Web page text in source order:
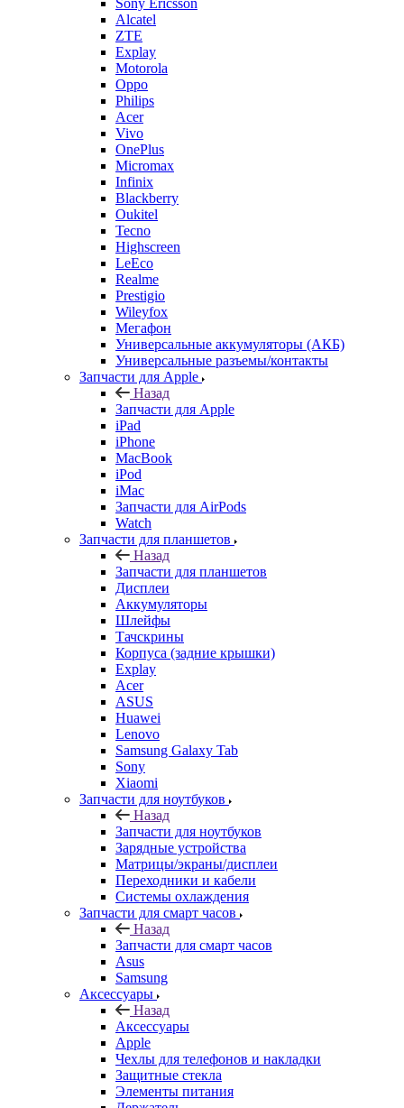
Sony Ericsson
Alcatel
ZTE
Explay
Motorola
Oppo
Philips
Acer
Vivo
OnePlus
Micromax
Infinix
Blackberry
Oukitel
Tecno
Highscreen
LeEco
Realme
Prestigio
Wileyfox
Мегафон
Универсальные аккумуляторы (АКБ)
Универсальные разъемы/контакты
Запчасти для Apple
Назад
Запчасти для Apple
iPad
iPhone
MacBook
iPod
iMac
Запчасти для AirPods
Watch
Запчасти для планшетов
Назад
Запчасти для планшетов
Дисплеи
Аккумуляторы
Шлейфы
Тачскрины
Корпуса (задние крышки)
Explay
Acer
ASUS
Huawei
Lenovo
Samsung Galaxy Tab
Sony
Xiaomi
Запчасти для ноутбуков
Назад
Запчасти для ноутбуков
Зарядные устройства
Матрицы/экраны/дисплеи
Переходники и кабели
Системы охлаждения
Запчасти для смарт часов
Назад
Запчасти для смарт часов
Asus
Samsung
Аксессуары
Назад
Аксессуары
Apple
Чехлы для телефонов и накладки
Защитные стекла
Элементы питания